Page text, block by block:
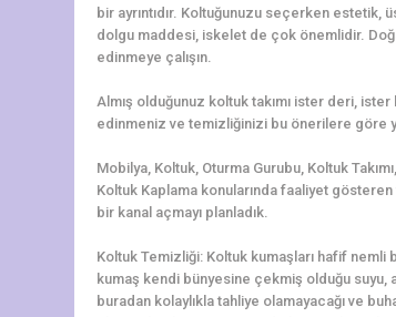
bir ayrıntıdır. Koltuğunuzu seçerken estetik,
dolgu maddesi, iskelet de çok önemlidir.
edinmeye çalışın.
Almış olduğunuz koltuk takımı ister deri,
edinmeniz ve temizliğinizi bu önerilere göre
Mobilya, Koltuk, Oturma Gurubu, Koltuk
Koltuk Kaplama konularında faaliyet
bir kanal açmayı planladık.
Koltuk Temizliği: Koltuk kumaşları hafif
kumaş kendi bünyesine çekmiş olduğu
buradan kolaylıkla tahliye olamayacağı ve